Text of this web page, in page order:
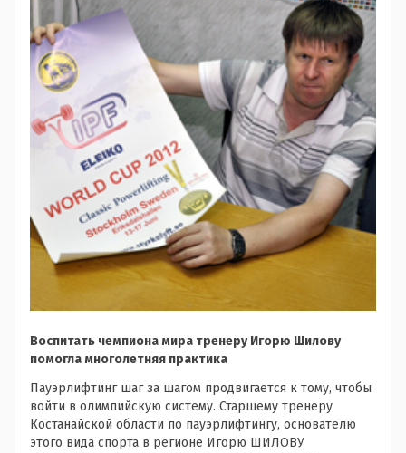
Воспитать чемпиона мира тренеру Игорю Шилову
помогла многолетняя практика
Пауэрлифтинг шаг за шагом продвигается к тому, чтобы
войти в олимпийскую систему. Старшему тренеру
Костанайской области по пауэрлифтингу, основателю
этого вида спорта в регионе Игорю ШИЛОВУ